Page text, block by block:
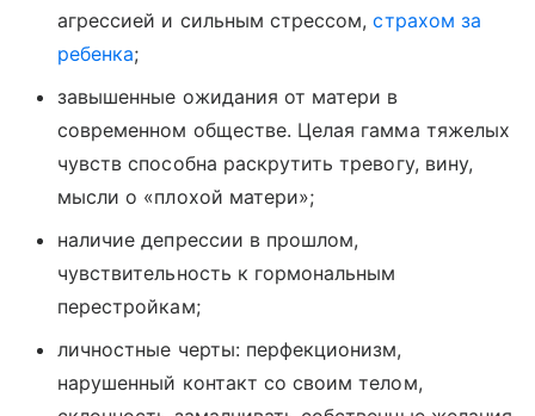
агрессией и сильным стрессом,страхом за
ребенка;
завышенные ожидания от матери в
современном обществе. Целая гамма тяжелых
чувств способна раскрутить тревогу, вину,
мысли о «плохой матери»;
наличие депрессии в прошлом,
чувствительность к гормональным
перестройкам;
личностные черты: перфекционизм,
нарушенный контакт со своим телом,